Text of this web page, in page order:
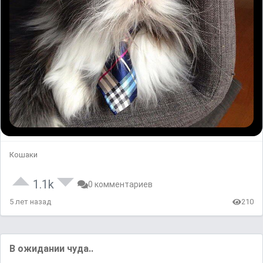
Кошаки
1.1k 0 комментариев
5 лет назад 210
В ожидании чуда..